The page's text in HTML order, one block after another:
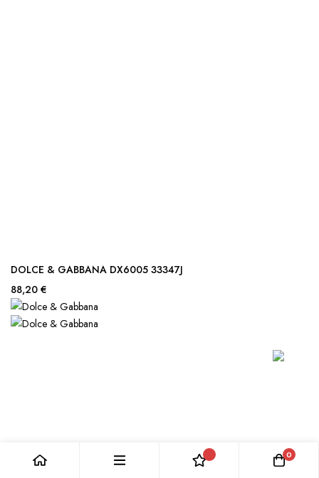
DOLCE & GABBANA DX6005 33347J
88,20 €
0